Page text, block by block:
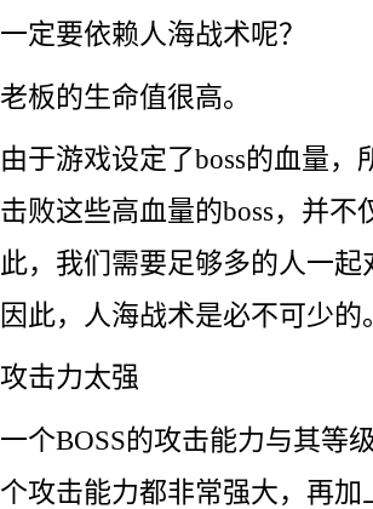
一定要依赖人海战术呢？
老板的生命值很高。
由于游戏设定了boss的血量
击败这些高血量的boss，并
此，我们需要足够多的人一
因此，人海战术是必不可少的。
攻击力太强
一个BOSS的攻击能力与其等
个攻击能力都非常强大，再